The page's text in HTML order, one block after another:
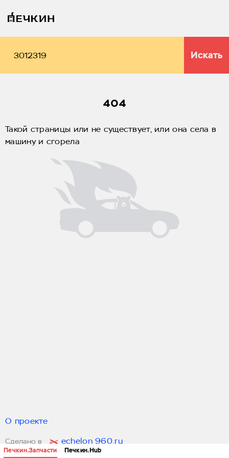
Печкин.Запчасти Печкин.Hub
Искать
404
Такой страницы или не существует, или она села в
машину и сгорела
О проекте
Сделано в echelon 960.ru